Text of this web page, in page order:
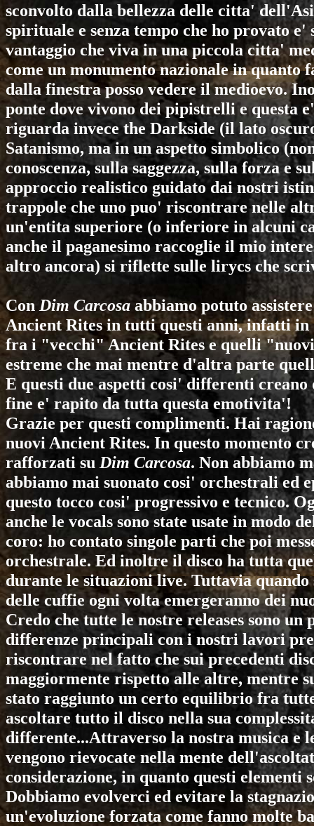
sconvolto dalla bellezza delle citta'
spirituale e senza tempo che ho provato
vantaggio che viva in una piccola citta'
come un monumento nazionale in
dalla finestra posso vedere il medioevo.
ponte dove vivono dei pipistrelli e questa
riguarda invece the Darkside (il lato
Satanismo, ma in un aspetto simbolico
conoscenza, sulla saggezza, sulla forza
approccio realistico guidato dai nostri
trappole che uno puo' riscontrare nelle
un'entita superiore (o inferiore in alcuni
anche il paganesimo raccoglie il mio
altro ancora) si riflette sulle lirycs che
Con Dim Carcosa abbiamo potuto
Ancient Rites in tutti questi anni, infatti in
fra i "vecchi" Ancient Rites e quelli
estreme che mai mentre d'altra parte
E questi due aspetti cosi' differenti
fine e' rapito da tutta questa emotivita'!
Grazie per questi complimenti. Hai
nuovi Ancient Rites. In questo momento
rafforzati su Dim Carcosa. Non abbiamo
abbiamo mai suonato cosi' orchestrali ed
questo tocco cosi' progressivo e tecnico.
anche le vocals sono state usate in modo
coro: ho contato singole parti che poi
orchestrale. Ed inoltre il disco ha tutta
durante le situazioni live. Tuttavia
delle cuffie ogni volta emergeranno dei
Credo che tutte le nostre releases sono
differenze principali con i nostri lavori
riscontrare nel fatto che sui precedenti
maggiormente rispetto alle altre, mentre
stato raggiunto un certo equilibrio fra
ascoltare tutto il disco nella sua
differente...Attraverso la nostra musica e
vengono rievocate nella mente
considerazione, in quanto questi elementi
Dobbiamo evolverci ed evitare la
un'evoluzione forzata come fanno molte